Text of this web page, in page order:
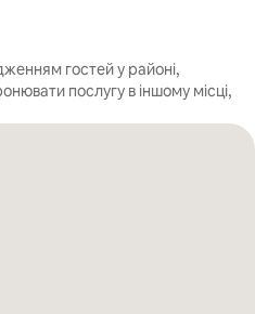
гостей у районі,
послугу в іншому місці,